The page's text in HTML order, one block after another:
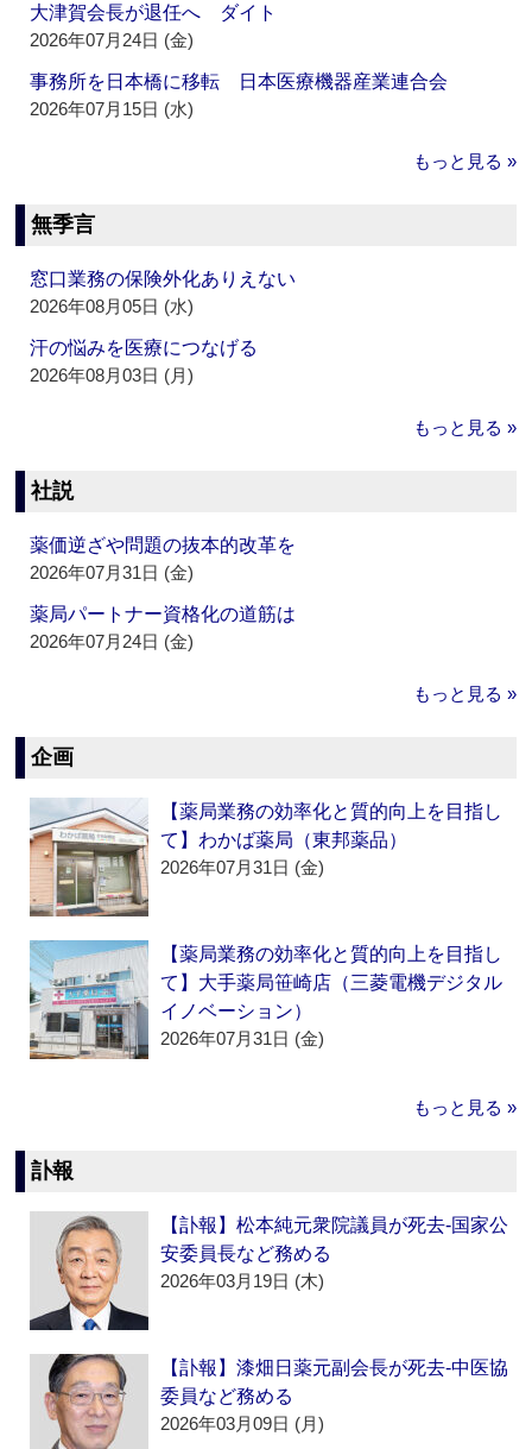
大津賀会長が退任へ ダイト
2026年07月24日 (金)
事務所を日本橋に移転 日本医療機器産業連合会
2026年07月15日 (水)
もっと見る »
無季言
窓口業務の保険外化ありえない
2026年08月05日 (水)
汗の悩みを医療につなげる
2026年08月03日 (月)
もっと見る »
社説
薬価逆ざや問題の抜本的改革を
2026年07月31日 (金)
薬局パートナー資格化の道筋は
2026年07月24日 (金)
もっと見る »
企画
【薬局業務の効率化と質的向上を目指し
て】わかば薬局（東邦薬品）
2026年07月31日 (金)
【薬局業務の効率化と質的向上を目指し
て】大手薬局笹崎店（三菱電機デジタル
イノベーション）
2026年07月31日 (金)
もっと見る »
訃報
【訃報】松本純元衆院議員が死去‐国家公
安委員長など務める
2026年03月19日 (木)
【訃報】漆畑日薬元副会長が死去‐中医協
委員など務める
2026年03月09日 (月)